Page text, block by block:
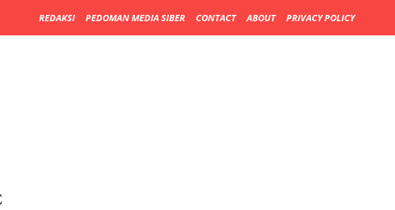
REDAKSI PEDOMAN MEDIA SIBER CONTACT ABOUT PRIVACY POLICY